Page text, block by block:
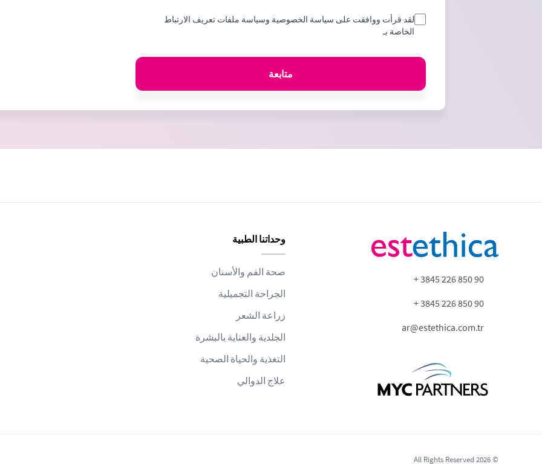
لقد قرأت ووافقت على سياسة الخصوصية وسياسة ملفات تعريف الارتباط
الخاصة بـ
متابعة
90 850 226 3845 +
90 850 226 3845 +
ar@estethica.com.tr
وحداتنا الطبية
صحة الفم والأسنان
الجراحة التجميلية
زراعة الشعر
الجلدية والعناية بالبشرة
التغذية والحياة الصحية
علاج الدوالي
© 2026 All Rights Reserved